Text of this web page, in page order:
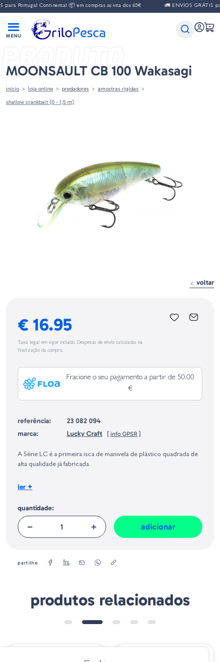
para Portugal Continental 📦 em compras acima dos 65€ 🚛 ENVIOS GRÁTIS
PRODUTO
MOONSAULT CB 100 Wakasagi
início loja online predadores
amostras rigidas
shallow crankbait (0 - 1,5 m)
voltar
€ 16.95
Taxa legal em vigor incluído. Despesas de envio calculadas na
finalização da compra.
Fracione o seu pagamento a partir de 50,00
€
referência:
23 082 094
marca:
Lucky Craft [ info GPSR ]
Europeia, dos produtos da marca, conforme requerido no Regulamento
Geral sobre a Segurança dos Produtos (GPSR):
A Série LC é a primeira isca de manivela de plástico quadrada de
alta qualidade já fabricada.
Tamanho
Profundidade Máxima: 6,5 m
ler +
quantidade:
adicionar
partilhe
produtos relacionados